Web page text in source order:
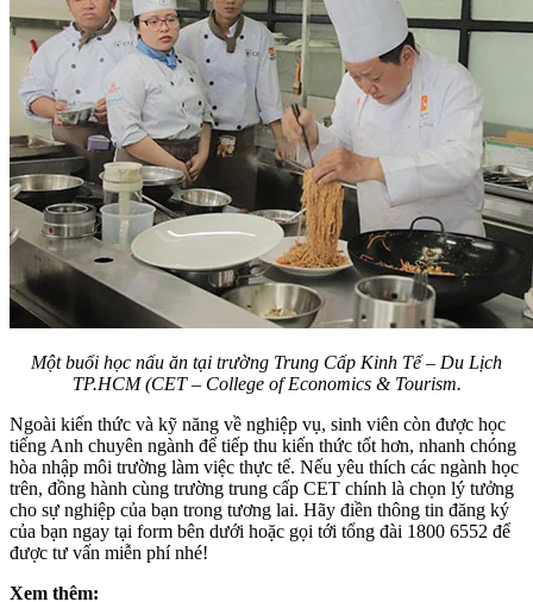
Một buổi học nấu ăn tại trường Trung Cấp Kinh Tế – Du Lịch
TP.HCM (CET – College of Economics & Tourism.
Ngoài kiến thức và kỹ năng về nghiệp vụ, sinh viên còn được học
tiếng Anh chuyên ngành để tiếp thu kiến thức tốt hơn, nhanh chóng
hòa nhập môi trường làm việc thực tế. Nếu yêu thích các ngành học
trên, đồng hành cùng trường trung cấp CET chính là chọn lý tưởng
cho sự nghiệp của bạn trong tương lai. Hãy điền thông tin đăng ký
của bạn ngay tại form bên dưới hoặc gọi tới tổng đài 1800 6552 để
được tư vấn miễn phí nhé!
Xem thêm: